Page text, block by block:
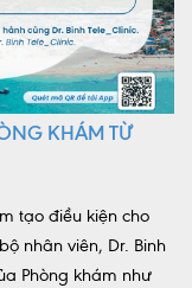
KHÁM TỪ
tạo điều kiện cho
nhân viên, Dr. Binh
Phòng khám như